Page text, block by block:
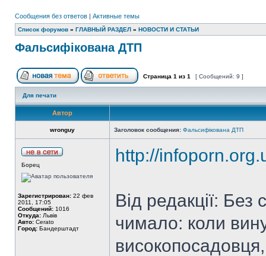
Сообщения без ответов | Активные темы
Список форумов » ГЛАВНЫЙ РАЗДЕЛ » НОВОСТИ И СТАТЬИ
Фальсифікована ДТП
Страница 1 из 1 [ Сообщений: 9 ]
Для печати
Автор
wronguy Заголовок сообщения: Фальсифікована ДТП
Борец
Зарегистрирован: 22 фев
2011, 17:05
Сообщений: 1016
Откуда: Львів
Авто: Cerato
Город: Бандерштадт
http://
Від редакції: Без
чимало: коли